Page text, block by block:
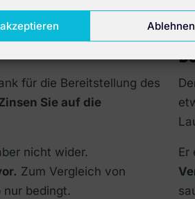
Ablehnen
für die Bereitstellung des
Sie auf die
nicht wider.
Zum Vergleich von
nur bedingt.
Er